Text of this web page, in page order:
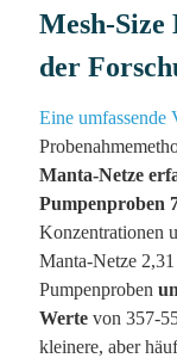
Mesh-
der
Eine umfassende
Manta-Netze
Pumpenproben
Konzentrationen
Manta-Netze 2,31
Pumpenproben
Werte von 357-
kleinere, aber